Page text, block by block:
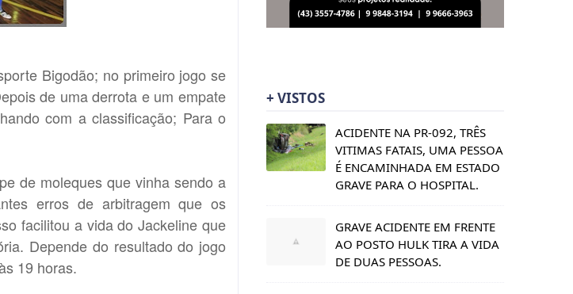
Bigodão; no primeiro jogo se
de uma derrota e um empate
com a classificação; Para o
de moleques que vinha sendo a
erros de arbitragem que os
facilitou a vida do Jackeline que
Depende do resultado do jogo
19 horas.
+ VISTOS
ACIDENTE NA PR-092, TRÊS
VITIMAS FATAIS, UMA PESSOA
É ENCAMINHADA EM ESTADO
GRAVE PARA O HOSPITAL.
GRAVE ACIDENTE EM FRENTE
AO POSTO HULK TIRA A VIDA
DE DUAS PESSOAS.